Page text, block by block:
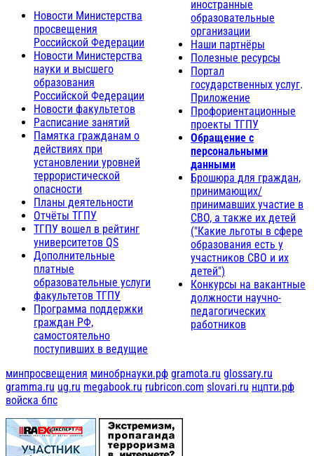
Новости Министерства
просвещения
Российской Федерации
Новости Министерства
науки и высшего
образования
Российской Федерации
Новости факультетов
Расписание занятий
Памятка гражданам о
действиях при
установлении уровней
террористической
опасности
Планы деятельности
Отчёты ТГПУ
ТГПУ вошел в рейтинг
университетов QS
Дополнительные
платные
образовательные услуги
факультетов ТГПУ
Программа поддержки
граждан РФ,
самостоятельно
поступивших в ведущие
иностранные
образовательные
организации
Наши партнёры
Полезные ресурсы
Портал
государственных услуг.
Приложение
Профориентационные
проекты ТГПУ
Обращение с
персональными
данными
Брошюра для граждан,
принимающих/
принимавших участие в
СВО, а также их детей
("Какие льготы в сфере
образования есть у
участников СВО и их
детей")
Конкурсы на вакантные
должности научно-
педагогических
работников
минпросвещения минобрнауки.рф gramota.ru glossary.ru
gramma.ru ug.ru megabook.ru rubricon.com slovari.ru нцпти.рф
войска бпс